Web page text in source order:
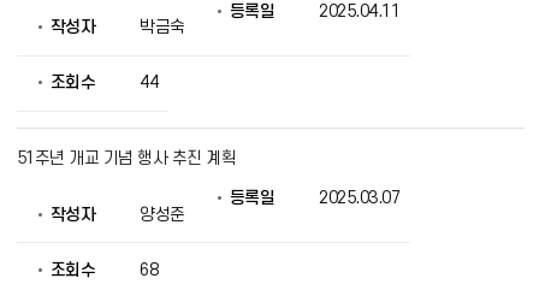
공
작성자 박금숙
등록일 2025.04.11
조회수 44
51주년 개교 기념 행사 추진 계획
작성자 양성준
등록일 2025.03.07
조회수 68